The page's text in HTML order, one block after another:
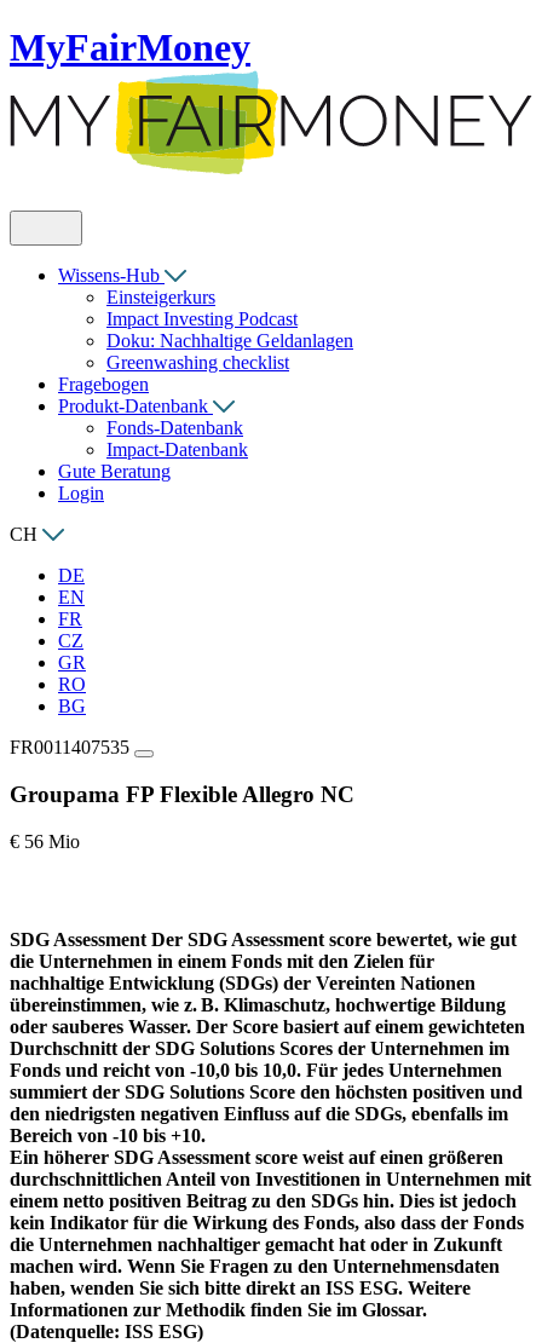
MyFairMoney
Wissens-Hub
Einsteigerkurs
Impact Investing Podcast
Doku: Nachhaltige Geldanlagen
Greenwashing checklist
Fragebogen
Produkt-Datenbank
Fonds-Datenbank
Impact-Datenbank
Gute Beratung
Login
CH
DE
EN
FR
CZ
GR
RO
BG
FR0011407535
Groupama FP Flexible Allegro NC
€ 56 Mio
SDG Assessment Der SDG Assessment score bewertet, wie gut
die Unternehmen in einem Fonds mit den Zielen für
nachhaltige Entwicklung (SDGs) der Vereinten Nationen
übereinstimmen, wie z. B. Klimaschutz, hochwertige Bildung
oder sauberes Wasser. Der Score basiert auf einem gewichteten
Durchschnitt der SDG Solutions Scores der Unternehmen im
Fonds und reicht von -10,0 bis 10,0. Für jedes Unternehmen
summiert der SDG Solutions Score den höchsten positiven und
den niedrigsten negativen Einfluss auf die SDGs, ebenfalls im
Bereich von -10 bis +10.
Ein höherer SDG Assessment score weist auf einen größeren
durchschnittlichen Anteil von Investitionen in Unternehmen mit
einem netto positiven Beitrag zu den SDGs hin. Dies ist jedoch
kein Indikator für die Wirkung des Fonds, also dass der Fonds
die Unternehmen nachhaltiger gemacht hat oder in Zukunft
machen wird. Wenn Sie Fragen zu den Unternehmensdaten
haben, wenden Sie sich bitte direkt an ISS ESG. Weitere
Informationen zur Methodik finden Sie im Glossar.
(Datenquelle: ISS ESG)